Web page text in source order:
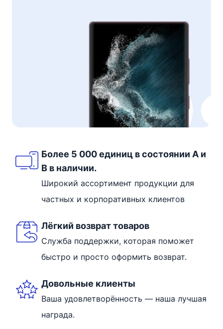
Более 5 000 единиц в состоянии A и
B в наличии.
Широкий ассортимент продукции для
частных и корпоративных клиентов
Лёгкий возврат товаров
Служба поддержки, которая поможет
быстро и просто оформить возврат.
Довольные клиенты
Ваша удовлетворённость — наша лучшая
награда.